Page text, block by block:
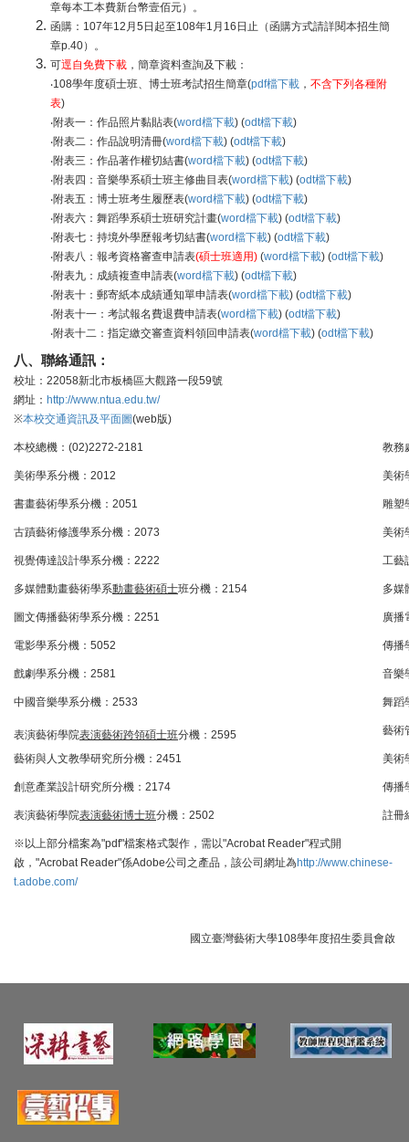
章每本工本費新台幣壹佰元）。
函購：107年12月5日起至108年1月16日止（函購方式請詳閱本招生簡
章p.40）。
可逕自免費下載 ，簡章資料查詢及下載：
‧108學年度碩士班、博士班考試招生簡章(pdf檔下載 ， 不含下列各種附
表)
‧附表一：作品照片黏貼表(word檔下載) (odt檔下載)
‧附表二：作品說明清冊(word檔下載) (odt檔下載)
‧附表三：作品著作權切結書(word檔下載) (odt檔下載)
‧附表四：音樂學系碩士班主修曲目表(word檔下載) (odt檔下載)
‧附表五：博士班考生履歷表(word檔下載) (odt檔下載)
‧附表六：舞蹈學系碩士班研究計畫(word檔下載) (odt檔下載)
‧附表七：持境外學歷報考切結書(word檔下載) (odt檔下載)
‧附表八：報考資格審查申請表(碩士班適用) (word檔下載) (odt檔下載)
‧附表九：成績複查申請表(word檔下載) (odt檔下載)
‧附表十：郵寄紙本成績通知單申請表(word檔下載) (odt檔下載)
‧附表十一：考試報名費退費申請表(word檔下載) (odt檔下載)
‧附表十二：指定繳交審查資料領回申請表(word檔下載) (odt檔下載)
八、聯絡通訊：
校址：22058新北市板橋區大觀路一段59號
網址： http://www.ntua.edu.tw/
※本校交通資訊及平面圖(web版)
本校總機：(02)2272-2181 教務
美術學系分機：2012 美術
書畫藝術學系分機：2051 雕塑
古蹟藝術修護學系分機：2073 美術
視覺傳達設計學系分機：2222 工藝
多媒體動畫藝術學系動畫藝術碩士班分機：2154 多媒
圖文傳播藝術學系分機：2251 廣播
電影學系分機：5052 傳播
戲劇學系分機：2581 音樂
中國音樂學系分機：2533 舞蹈
表演藝術學院表演藝術跨領碩士班分機：2595 藝術
藝術與人文教學研究所分機：2451 美術
創意產業設計研究所分機：2174 傳播
表演藝術學院表演藝術博士班分機：2502 註冊
※以上部分檔案為"pdf"檔案格式製作，需以"Acrobat Reader"程式開
啟，"Acrobat Reader"係Adobe公司之產品，該公司網址為http://www.chinese-
t.adobe.com/
國立臺灣藝術大學108學年度招生委員會啟